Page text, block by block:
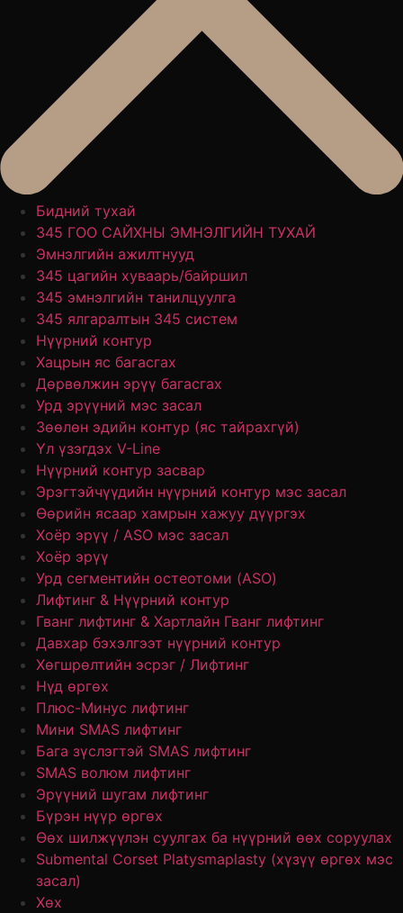
Бидний тухай
345 ГОО САЙХНЫ ЭМНЭЛГИЙН ТУХАЙ
Эмнэлгийн ажилтнууд
345 цагийн хуваарь/байршил
345 эмнэлгийн танилцуулга
345 ялгаралтын 345 систем
Нүүрний контур
Хацрын яс багасгах
Дөрвөлжин эрүү багасгах
Урд эрүүний мэс засал
Зөөлөн эдийн контур (яс тайрахгүй)
Үл үзэгдэх V-Line
Нүүрний контур засвар
Эрэгтэйчүүдийн нүүрний контур мэс засал
Өөрийн ясаар хамрын хажуу дүүргэх
Хоёр эрүү / ASO мэс засал
Хоёр эрүү
Урд сегментийн остеотоми (ASO)
Лифтинг & Нүүрний контур
Гванг лифтинг & Хартлайн Гванг лифтинг
Давхар бэхэлгээт нүүрний контур
Хөгшрөлтийн эсрэг / Лифтинг
Нүд өргөх
Плюс-Минус лифтинг
Мини SMAS лифтинг
Бага зүслэгтэй SMAS лифтинг
SMAS волюм лифтинг
Эрүүний шугам лифтинг
Бүрэн нүүр өргөх
Өөх шилжүүлэн суулгах ба нүүрний өөх соруулах
Submental Corset Platysmaplasty (хүзүү өргөх мэс
засал)
Хөх